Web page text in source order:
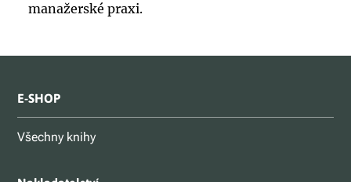
manažerské praxi.
E-SHOP
Všechny knihy